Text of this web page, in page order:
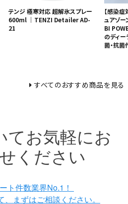
テンジ 極寒対応 超解氷スプレー
600ml ｜TENZI Detailer AD-
21
【感染症
ュアゾー
BI
のディ
菌・抗菌
すべてのおすすめ商品を見る